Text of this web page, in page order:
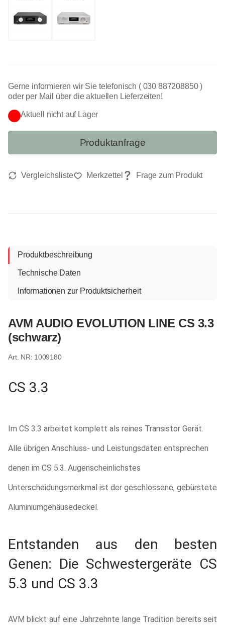
Aktuell nicht auf Lager
Gerne informieren wir Sie telefonisch ( 030 887208850 )
oder per Mail über die aktuellen Lieferzeiten!
Produktanfrage
Produktbeschreibung
Technische Daten
Informationen zur Produktsicherheit
AVM AUDIO EVOLUTION LINE CS 3.3
(schwarz)
1009180
CS 3.3
Im CS 3.3 arbeitet komplett als reines Transistor Gerät.
Alle übrigen Anschluss- und Leistungsdaten entsprechen
denen im CS 5.3. Augenscheinlichstes
Unterscheidungsmerkmal ist der geschlossene, gebürstete
Aluminiumgehäusedeckel.
Entstanden aus den besten
Genen: Die Schwestergeräte CS
5.3 und CS 3.3
AVM blickt auf eine Jahrzehnte lange Tradition bereits seit